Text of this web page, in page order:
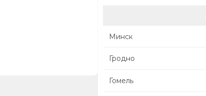
Минск
Гродно
Гомель